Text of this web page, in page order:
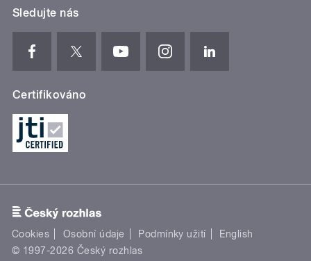
Sledujte nás
Certifikováno
Cookies Osobní údaje Podmínky užití
English
© 1997-2026 Český rozhlas